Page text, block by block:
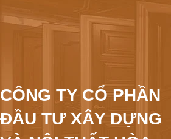
CÔNG TY CỔ PHẦN
ĐẦU TƯ XÂY DỰNG